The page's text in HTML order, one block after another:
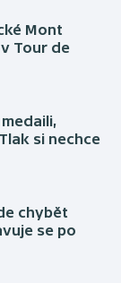
Mont
Tour de
si nechce
chybět
se po